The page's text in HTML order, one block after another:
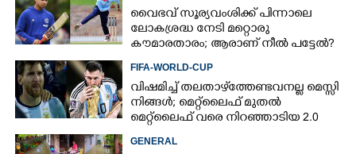
വൈഭവ് സൂര്യവംശിക്ക് പിന്നാലെ
ലോകശ്രദ്ധ നേടി മറ്റൊരു
കൗമാരതാരം; ആരാണ് നീൽ പട്ടേൽ?
FIFA-WORLD-CUP
വിഷമിച്ച് തലതാഴ്‌ത്തേണ്ടവനല്ല മെസ്സി
നിങ്ങള്‍; മെറ്റ്‌ലൈഫ് മുതല്‍
മെറ്റ്‌ലൈഫ് വരെ നിറഞ്ഞാടിയ 2.0
GENERAL